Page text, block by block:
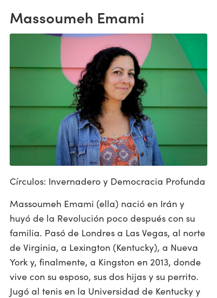
Massoumeh Emami
Círculos: Invernadero y Democracia Profunda
Massoumeh Emami (ella) nació en Irán y
huyó de la Revolución poco después con su
familia. Pasó de Londres a Las Vegas, al norte
de Virginia, a Lexington (Kentucky), a Nueva
York y, finalmente, a Kingston en 2013, donde
vive con su esposo, sus dos hijas y su perrito.
Jugó al tenis en la Universidad de Kentucky y